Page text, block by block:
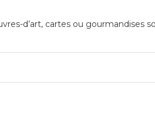
d’art, cartes ou gourmandises